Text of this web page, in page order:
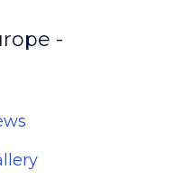
-